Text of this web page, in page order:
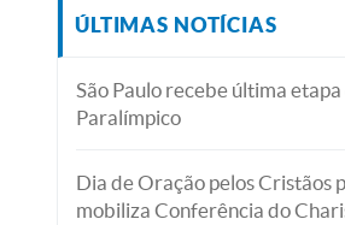
ÚLTIMAS NOTÍCIAS
São Paulo recebe última
Paralímpico
Dia de Oração pelos Cristãos
mobiliza Conferência do